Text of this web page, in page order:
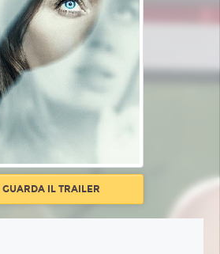
GUARDA IL TRAILER